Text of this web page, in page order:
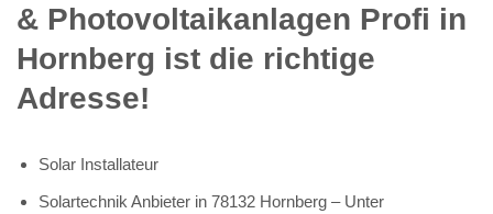
& Photovoltaikanlagen Profi in
Hornberg ist die richtige
Adresse!
Solar Installateur
Solartechnik Anbieter in 78132 Hornberg – Unter